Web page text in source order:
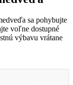
sa pohybujte
voľne dostupné
výbavu vrátane